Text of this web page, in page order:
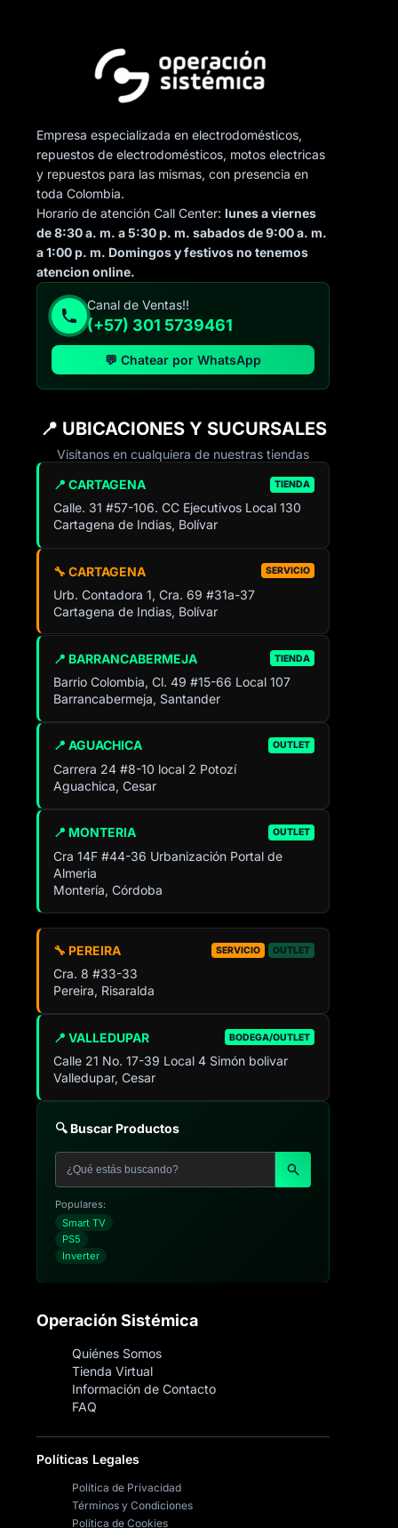
Empresa especializada en electrodomésticos,
repuestos de electrodomésticos, motos electricas
y repuestos para las mismas, con presencia en
toda Colombia.
Horario de atención Call Center:lunes a viernes
de 8:30 a. m. a 5:30 p. m. sabados de 9:00 a. m.
a 1:00 p. m. Domingos y festivos no tenemos
atencion online.
Canal de Ventas!!
(+57) 301 5739461
💬 Chatear por WhatsApp
📍 UBICACIONES Y SUCURSALES
Visítanos en cualquiera de nuestras tiendas
📍 CARTAGENA TIENDA
Calle. 31 #57-106. CC Ejecutivos Local 130
Cartagena de Indias, Bolívar
🔧 CARTAGENA SERVICIO
Urb. Contadora 1, Cra. 69 #31a-37
Cartagena de Indias, Bolívar
📍 BARRANCABERMEJA TIENDA
Barrio Colombia, Cl. 49 #15-66 Local 107
Barrancabermeja, Santander
📍 AGUACHICA OUTLET
Carrera 24 #8-10 local 2 Potozí
Aguachica, Cesar
📍 MONTERIA OUTLET
Cra 14F #44-36 Urbanización Portal de
Almeria
Montería, Córdoba
📍 VALLEDUPAR BODEGA/OUTLET
Calle 21 No. 17-39 Local 4 Simón bolivar
Valledupar, Cesar
🔧 PEREIRA SERVICIO OUTLET
Cra. 8 #33-33
Pereira, Risaralda
🔍 Buscar Productos
Populares:
Smart TV
PS5
Inverter
Operación Sistémica
Quiénes Somos
Tienda Virtual
Información de Contacto
FAQ
Políticas Legales
Política de Privacidad
Términos y Condiciones
Política de Cookies